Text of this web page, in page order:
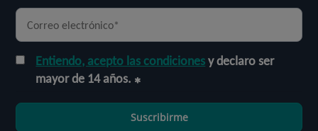
Entiendo, acepto las condicionesy declaro ser
mayor de 14 años.
Suscribirme